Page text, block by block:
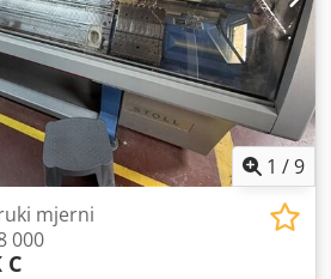
1 /9
mjerni
000
C